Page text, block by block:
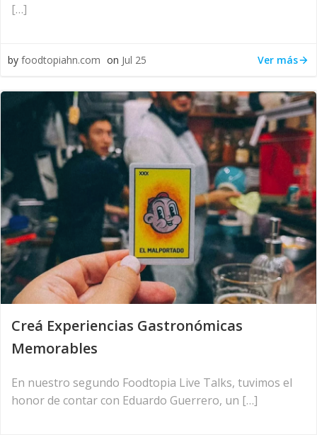
[…]
by foodtopiahn.com on Jul 25 Ver más
Creá Experiencias Gastronómicas
Memorables
En nuestro segundo Foodtopia Live Talks, tuvimos el
honor de contar con Eduardo Guerrero, un […]